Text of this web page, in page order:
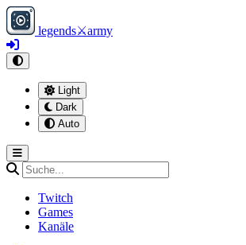
legends⚔army
Light
Dark
Auto
Twitch
Games
Kanäle